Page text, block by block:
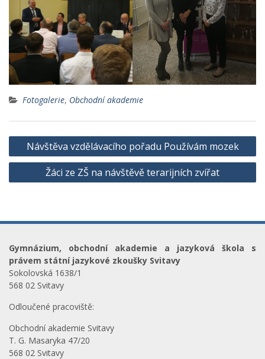
Fotogalerie, Obchodní akademie
Navigace
pro
příspěvek
Návštěva vzdělávacího pořadu Používám mozek
Žáci ze ZŠ na návštěvě terarijních zvířat
Gymnázium, obchodní akademie a jazyková škola s
právem státní jazykové zkoušky Svitavy
Sokolovská 1638/1
568 02 Svitavy
Odloučené pracoviště:
Obchodní akademie Svitavy
T. G. Masaryka 47/20
568 02 Svitavy